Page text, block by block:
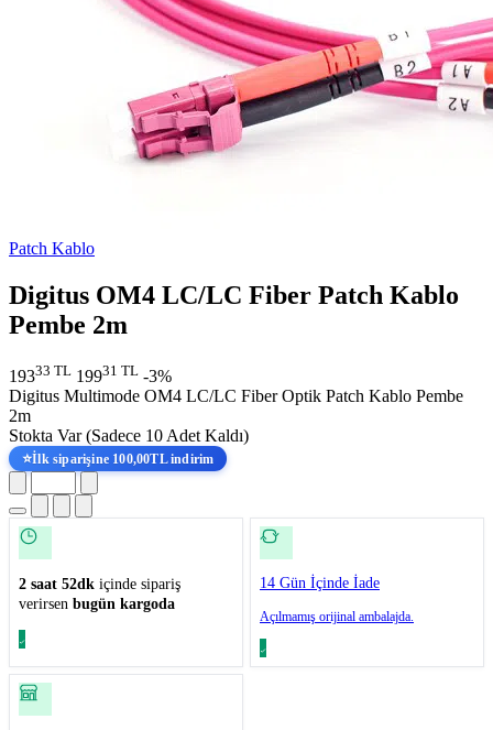
Patch Kablo
Digitus OM4 LC/LC Fiber Patch Kablo
Pembe 2m
19333 TL 19931 TL -3%
Digitus Multimode OM4 LC/LC Fiber Optik Patch Kablo Pembe
2m
Stokta Var (Sadece 10 Adet Kaldı)
⭐İlk siparişine 100,00TL indirim
2 saat 52dk içinde sipariş
verirsen bugün kargoda
14 Gün İçinde İade
Açılmamış orijinal ambalajda.